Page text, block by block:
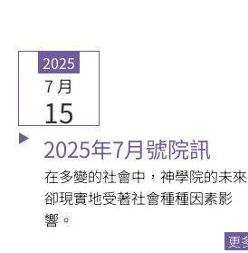
2025
7 月
15
2025年7月號院訊
在多變的社會中，神學院的未來
卻現實地受著社會種種因素影
響。
更